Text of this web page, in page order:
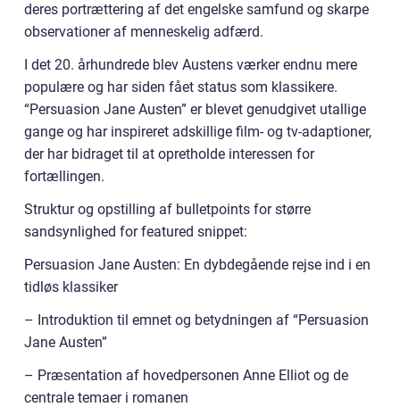
deres portrættering af det engelske samfund og skarpe
observationer af menneskelig adfærd.
I det 20. århundrede blev Austens værker endnu mere
populære og har siden fået status som klassikere.
“Persuasion Jane Austen” er blevet genudgivet utallige
gange og har inspireret adskillige film- og tv-adaptioner,
der har bidraget til at opretholde interessen for
fortællingen.
Struktur og opstilling af bulletpoints for større
sandsynlighed for featured snippet:
Persuasion Jane Austen: En dybdegående rejse ind i en
tidløs klassiker
– Introduktion til emnet og betydningen af “Persuasion
Jane Austen”
– Præsentation af hovedpersonen Anne Elliot og de
centrale temaer i romanen